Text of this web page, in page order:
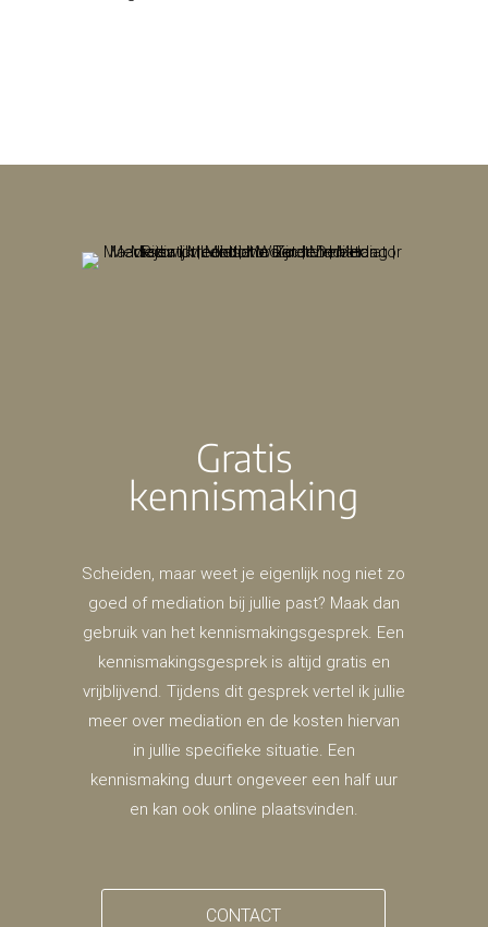
Gratis
kennismaking
Scheiden, maar weet je eigenlijk nog niet zo
goed of mediation bij jullie past? Maak dan
gebruik van het kennismakingsgesprek. Een
kennismakingsgesprek is altijd gratis en
vrijblijvend. Tijdens dit gesprek vertel ik jullie
meer over mediation en de kosten hiervan
in jullie specifieke situatie. Een
kennismaking duurt ongeveer een half uur
en kan ook online plaatsvinden.
CONTACT